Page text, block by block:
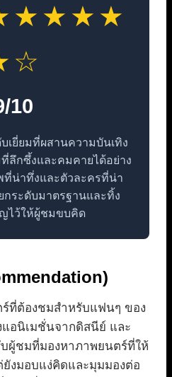
10
เยี่ยมที่ผสานความบันเทิง
ลึกซึ้งและคมคายได้อย่าง
ที่น่าทึ่งและตัวละครที่น่า
กระดับมาตรฐานและทิ้ง
ไว้ให้ผู้ชมขบคิด
ร์ที่ต้องชมสำหรับแฟนๆ ของ
อนิเมชั่นจากดิสนีย์ และ
บผู้ชมที่มองหาภาพยนตร์ที่ให้
งมอบแง่คิดและมุมมองต่อ